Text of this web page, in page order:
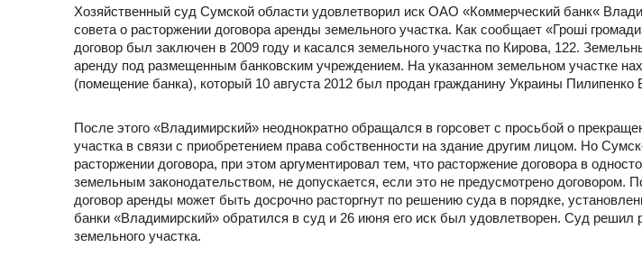
Хозяйственный суд Сумской области удовлетворил иск ОАО «Коммерческий банк«
совета о расторжении договора аренды земельного участка. Как сообщает «Гроші
договор был заключен в 2009 году и касался земельного участка по Кирова, 122.
аренду под размещенным банковским учреждением. На указанном земельном участке
(помещение банка), который 10 августа 2012 был продан гражданину Украины Пилипенко
После этого «Владимирский» неоднократно обращался в горсовет с просьбой о
участка в связи с приобретением права собственности на здание другим лицом. Но
расторжении договора, при этом аргументировал тем, что расторжение договора в
земельным законодательством, не допускается, если это не предусмотрено договором.
договор аренды может быть досрочно расторгнут по решению суда в порядке,
банки «Владимирский» обратился в суд и 26 июня его иск был удовлетворен. Суд решил
земельного участка.